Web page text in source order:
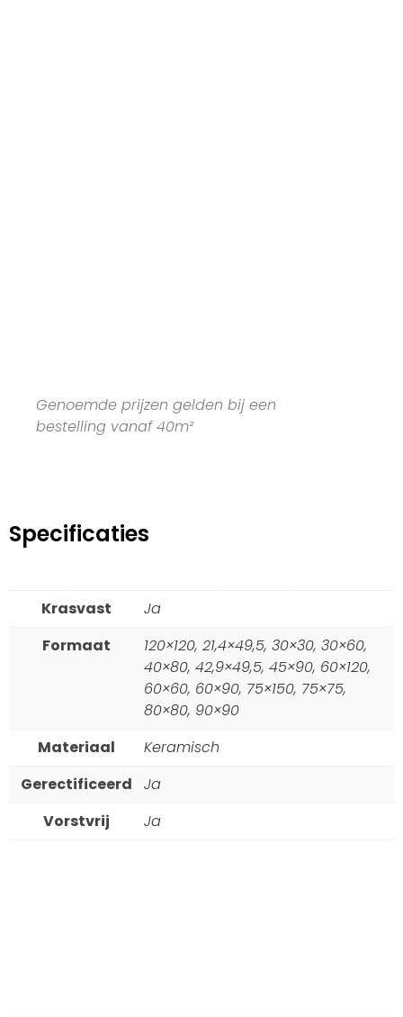
Genoemde prijzen gelden bij een
bestelling vanaf 40m²
Specificaties
Krasvast
Ja
Formaat
120×120, 21,4×49,5, 30×30, 30×60,
40×80, 42,9×49,5, 45×90, 60×120,
60×60, 60×90, 75×150, 75×75,
80×80, 90×90
Materiaal
Keramisch
Gerectificeerd
Ja
Vorstvrij
Ja